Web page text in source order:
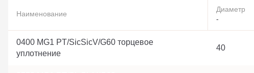
Наименование
Диаметр
-
0400 MG1 PT/SicSicV/G60 торцевое
уплотнение
40